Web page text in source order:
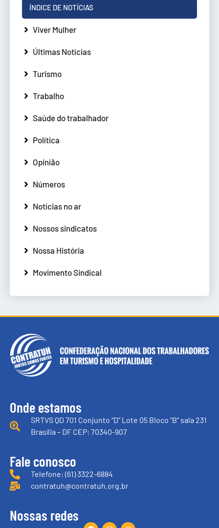
ÍNDICE DE NOTÍCIAS
Viver Mulher
Últimas Notícias
Turismo
Trabalho
Saúde do trabalhador
Política
Opinião
Números
Notícias no ar
Nossos sindicatos
Nossa História
Movimento Sindical
Onde estamos
SRTVS QD 701 Conjunto “D” Lote 05 Bloco “B” sala 231
Brasília – DF CEP: 70340-907
Fale conosco
Telefone: (61) 3322-6884
contratuh@contratuh.org.br
Nossas redes